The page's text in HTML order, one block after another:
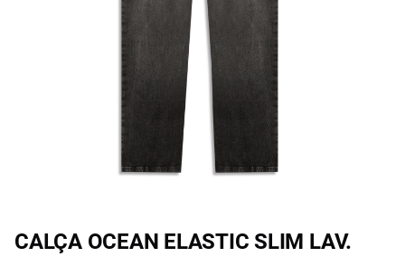
CALÇA OCEAN ELASTIC SLIM LAV.